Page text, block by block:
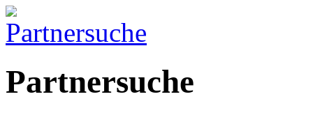
Partnersuche